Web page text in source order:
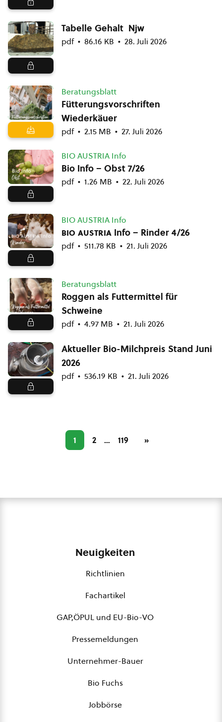
Tabelle Gehalt Njw
pdf 86.16 KB 28. Juli 2026
Beratungsblatt
Fütterungsvorschriften
Wiederkäuer
pdf 2.15 MB 27. Juli 2026
BIO AUSTRIA Info
Bio Info – Obst 7/26
pdf 1.26 MB 22. Juli 2026
BIO AUSTRIA Info
bio austria Info – Rinder 4/26
pdf 511.78 KB 21. Juli 2026
Beratungsblatt
Roggen als Futtermittel für
Schweine
pdf 4.97 MB 21. Juli 2026
Aktueller Bio-Milchpreis Stand Juni
2026
pdf 536.19 KB 21. Juli 2026
1 2 … 119 »
Neuigkeiten
Richtlinien
Fachartikel
GAP,ÖPUL und EU-Bio-VO
Pressemeldungen
Unternehmer-Bauer
Bio Fuchs
Jobbörse